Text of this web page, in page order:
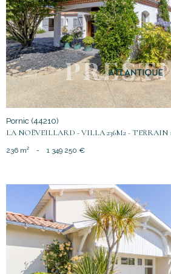
voir le
bien
Pornic (44210)
LA NOËVEILLARD - VILLA 236M2 - TERRAIN
236 m² - 1 349 250 €
voir le